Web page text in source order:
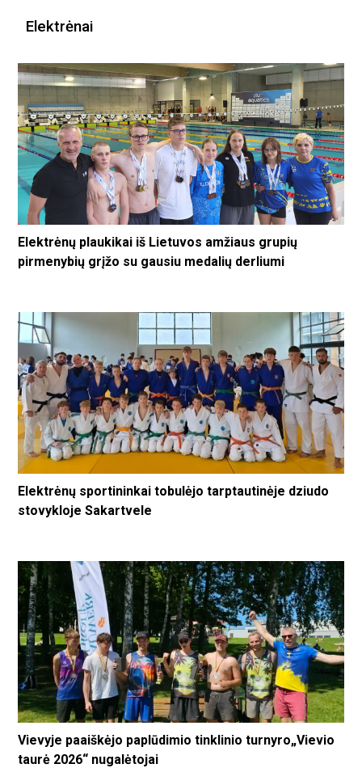
Elektrėnai
Elektrėnų plaukikai iš Lietuvos amžiaus grupių
pirmenybių grįžo su gausiu medalių derliumi
Elektrėnų sportininkai tobulėjo tarptautinėje dziudo
stovykloje Sakartvele
Vievyje paaiškėjo paplūdimio tinklinio turnyro„Vievio
taurė 2026“ nugalėtojai